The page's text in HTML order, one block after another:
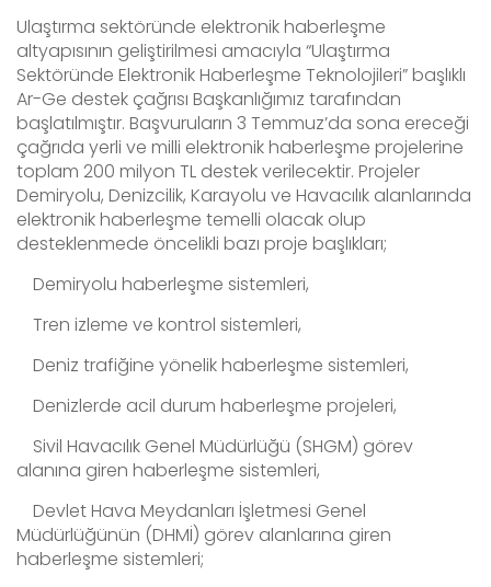
Ulaştırma sektöründe elektronik haberleşme
altyapısının geliştirilmesi amacıyla “Ulaştırma
Sektöründe Elektronik Haberleşme Teknolojileri” başlıklı
Ar-Ge destek çağrısı Başkanlığımız tarafından
başlatılmıştır. Başvuruların 3 Temmuz’da sona ereceği
çağrıda yerli ve milli elektronik haberleşme projelerine
toplam 200 milyon TL destek verilecektir. Projeler
Demiryolu, Denizcilik, Karayolu ve Havacılık alanlarında
elektronik haberleşme temelli olacak olup
desteklenmede öncelikli bazı proje başlıkları;
Demiryolu haberleşme sistemleri,
Tren izleme ve kontrol sistemleri,
Deniz trafiğine yönelik haberleşme sistemleri,
Denizlerde acil durum haberleşme projeleri,
Sivil Havacılık Genel Müdürlüğü (SHGM) görev
alanına giren haberleşme sistemleri,
Devlet Hava Meydanları İşletmesi Genel
Müdürlüğünün (DHMİ) görev alanlarına giren
haberleşme sistemleri;